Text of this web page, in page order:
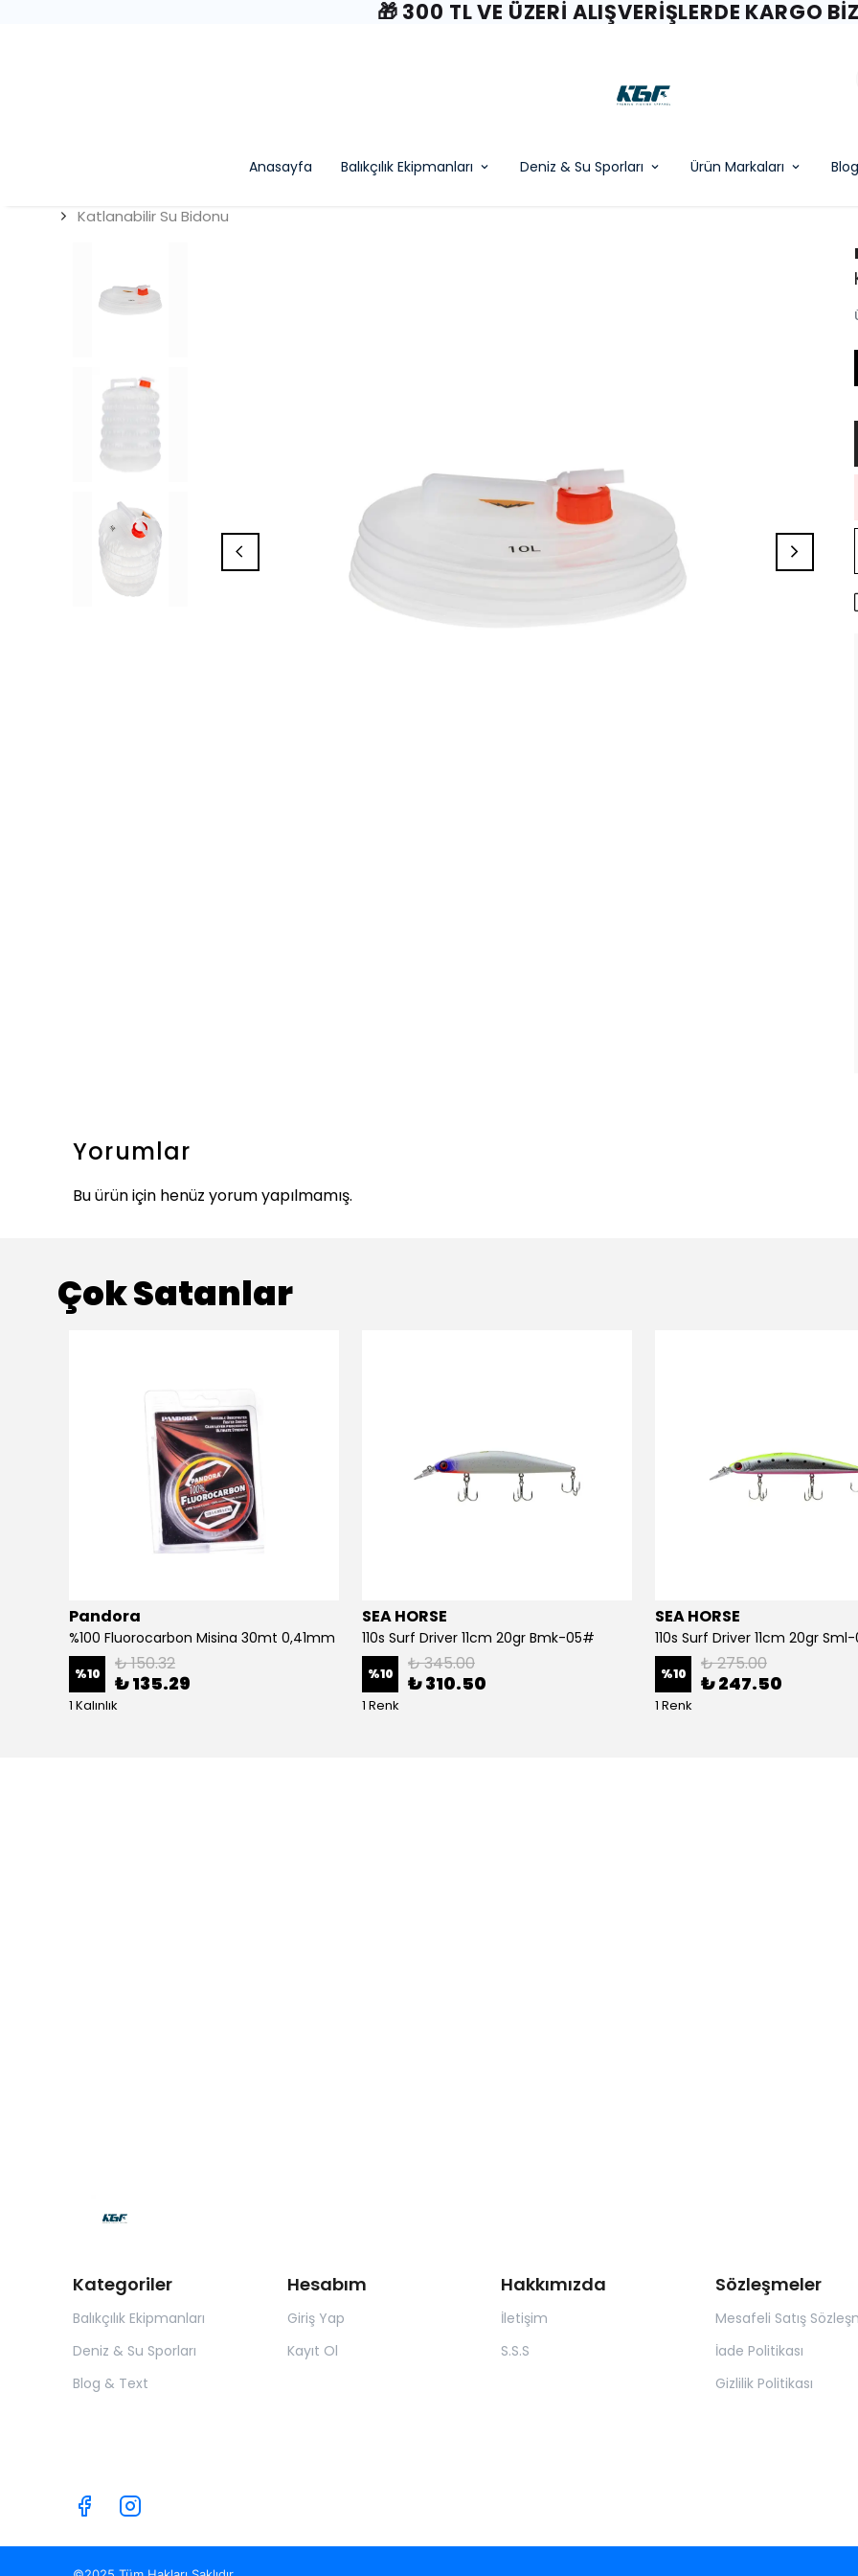
🎁 300 TL VE ÜZERI ALIŞVERIŞLERDE KARGO
Anasayfa Balıkçılık Ekipmanları Deniz & Su Sporları Ürün Markaları
Katlanabilir Su Bidonu
Yorumlar
Bu ürün için henüz yorum yapılmamış.
Çok Satanlar
Pandora
%100 Fluorocarbon Misina 30mt 0,41mm
%10 ₺ 150.32
₺ 135.29
1 Kalınlık
SEA HORSE
110s Surf Driver 11cm 20gr Bmk-05#
%10 ₺ 345.00
₺ 310.50
1 Renk
SEA HORSE
110s Surf Driver 11cm 20gr
%10 ₺ 275.00
₺ 247.50
1 Renk
Kategoriler
Balıkçılık Ekipmanları
Deniz & Su Sporları
Blog & Text
Hesabım
Giriş Yap
Kayıt Ol
Hakkımızda
İletişim
S.S.S
Sözleşmeler
Mesafeli Satış
İade Politikası
Gizlilik Politikası